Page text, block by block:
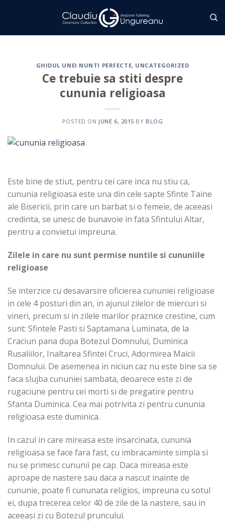
GHIDUL UNEI NUNTI PERFECTE, UNCATEGORIZED
Ce trebuie sa stiti despre
cununia religioasa
POSTED ON JUNE 6, 2015 BY BLOG
Este bine de stiut, pentru cei care inca nu stiu ca,
cununia religioasa este una din cele sapte Sfinte Taine
ale Bisericii, prin care un barbat si o femeie, de aceeasi
credinta, se unesc de bunavoie in fata Sfintului Altar,
pentru a convietui impreuna.
Zilele in care nu sunt permise nuntile si cununiile
religioase
Se interzice cu desavarsire oficierea cununiei religioase
in cele 4 posturi din an, in ajunul zilelor de miercuri si
vineri, precum si in zilele marilor praznice crestine, cum
sunt: Sfintele Pasti si Saptamana Luminata, de la
Craciun pana dupa Botezul Domnului, Duminica
Rusaliilor, Inaltarea Sfintei Cruci, Adormirea Maicii
Domnului. De asemenea in niciun caz nu este bine sa se
faca slujba cununiei sambata, deoarece este zi de
rugaciune pentru cei morti si de pregatire pentru
Sfanta Duminica. Cea mai potrivita zi pentru cununia
religioasa este duminica.
In cazul in care mireasa este insarcinata, cununia
religioasa se face fara fast, cu imbracaminte simpla si
nu se primesc cununii pe cap. Daca mireasa este
aproape de nastere sau daca a nascut inainte de
cununie, poate fi cununata religios, impreuna cu sotul
ei, dupa trecerea celor 40 de zile de la nastere, sau in
aceeasi zi cu Botezul pruncului.